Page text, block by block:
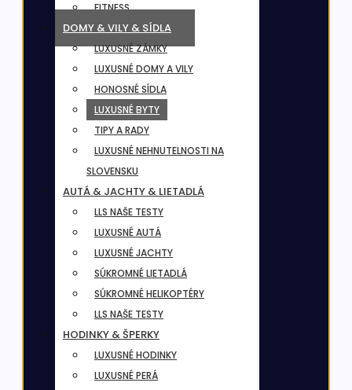
FITNESS
DOMY & VILY & SÍDLA
LUXUSNÉ ZÁMKY
LUXUSNÉ DOMY A VILY
HONOSNÉ SÍDLA
LUXUSNÉ BYTY
TIPY A RADY
LUXUSNÉ NEHNUTELNOSTI NA
SLOVENSKU
AUTÁ & JACHTY & LIETADLÁ
LLS NAŠE TESTY
LUXUSNÉ AUTÁ
LUXUSNÉ JACHTY
SÚKROMNÉ LIETADLÁ
SÚKROMNÉ HELIKOPTÉRY
LLS NAŠE TESTY
HODINKY & ŠPERKY
LUXUSNÉ HODINKY
LUXUSNÉ PERÁ